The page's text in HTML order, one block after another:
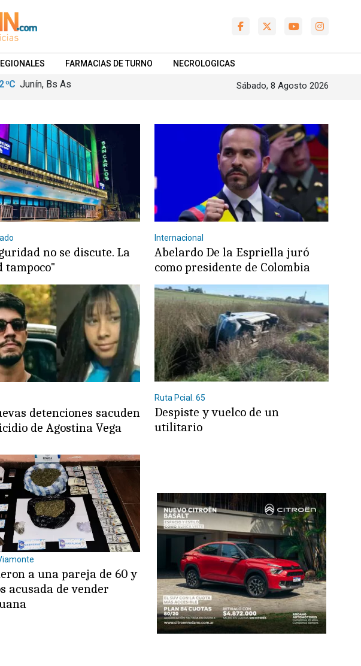
FARMACIAS DE TURNO NECROLOGICAS
ºC Junín, Bs As Sábado, 8 Agosto 2026
no se discute. La
tampoco"
Internacional
Abelardo De la Espriella juró
como presidente de Colombia
detenciones sacuden
de Agostina Vega
Ruta Pcial. 65
Despiste y vuelco de un
utilitario
a una pareja de 60 y
acusada de vender